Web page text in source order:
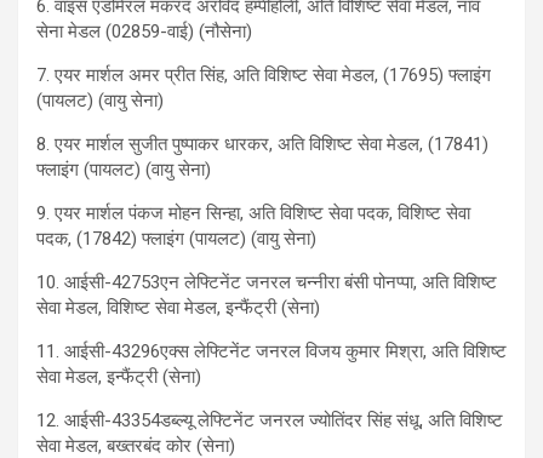
6. वाइस एडमिरल मकरंद अरविंद हम्पीहोली, अति विशिष्ट सेवा मेडल, नाव
सेना मेडल (02859-वाई) (नौसेना)
7. एयर मार्शल अमर प्रीत सिंह, अति विशिष्ट सेवा मेडल, (17695) फ्लाइंग
(पायलट) (वायु सेना)
8. एयर मार्शल सुजीत पुष्पाकर धारकर, अति विशिष्ट सेवा मेडल, (17841)
फ्लाइंग (पायलट) (वायु सेना)
9. एयर मार्शल पंकज मोहन सिन्हा, अति विशिष्ट सेवा पदक, विशिष्ट सेवा
पदक, (17842) फ्लाइंग (पायलट) (वायु सेना)
10. आईसी-42753एन लेफ्टिनेंट जनरल चन्नीरा बंसी पोनप्पा, अति विशिष्ट
सेवा मेडल, विशिष्ट सेवा मेडल, इन्फैंट्री (सेना)
11. आईसी-43296एक्स लेफ्टिनेंट जनरल विजय कुमार मिश्रा, अति विशिष्ट
सेवा मेडल, इन्फैंट्री (सेना)
12. आईसी-43354डब्ल्यू लेफ्टिनेंट जनरल ज्योतिंदर सिंह संधू, अति विशिष्ट
सेवा मेडल, बख्तरबंद कोर (सेना)